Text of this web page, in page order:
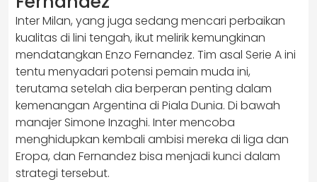
Inter Milan, yang juga sedang mencari perbaikan
kualitas di lini tengah, ikut melirik kemungkinan
mendatangkan Enzo Fernandez. Tim asal Serie A ini
tentu menyadari potensi pemain muda ini,
terutama setelah dia berperan penting dalam
kemenangan Argentina di Piala Dunia. Di bawah
manajer Simone Inzaghi. Inter mencoba
menghidupkan kembali ambisi mereka di liga dan
Eropa, dan Fernandez bisa menjadi kunci dalam
strategi tersebut.